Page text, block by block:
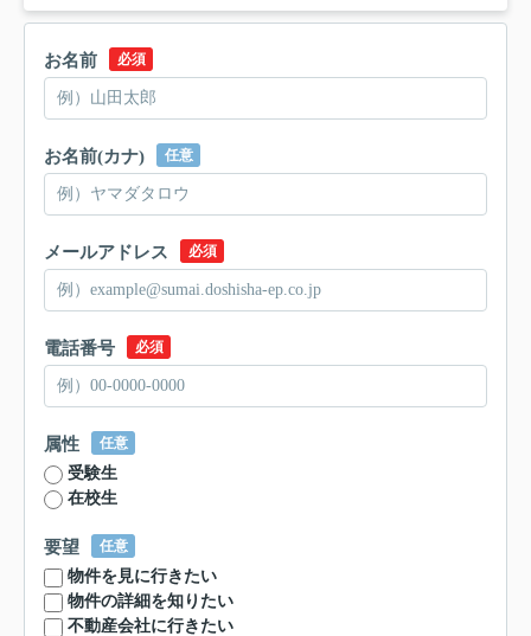
お名前 必須
お名前(カナ) 任意
メールアドレス 必須
電話番号 必須
属性 任意
受験生
在校生
要望 任意
物件を見に行きたい
物件の詳細を知りたい
不動産会社に行きたい